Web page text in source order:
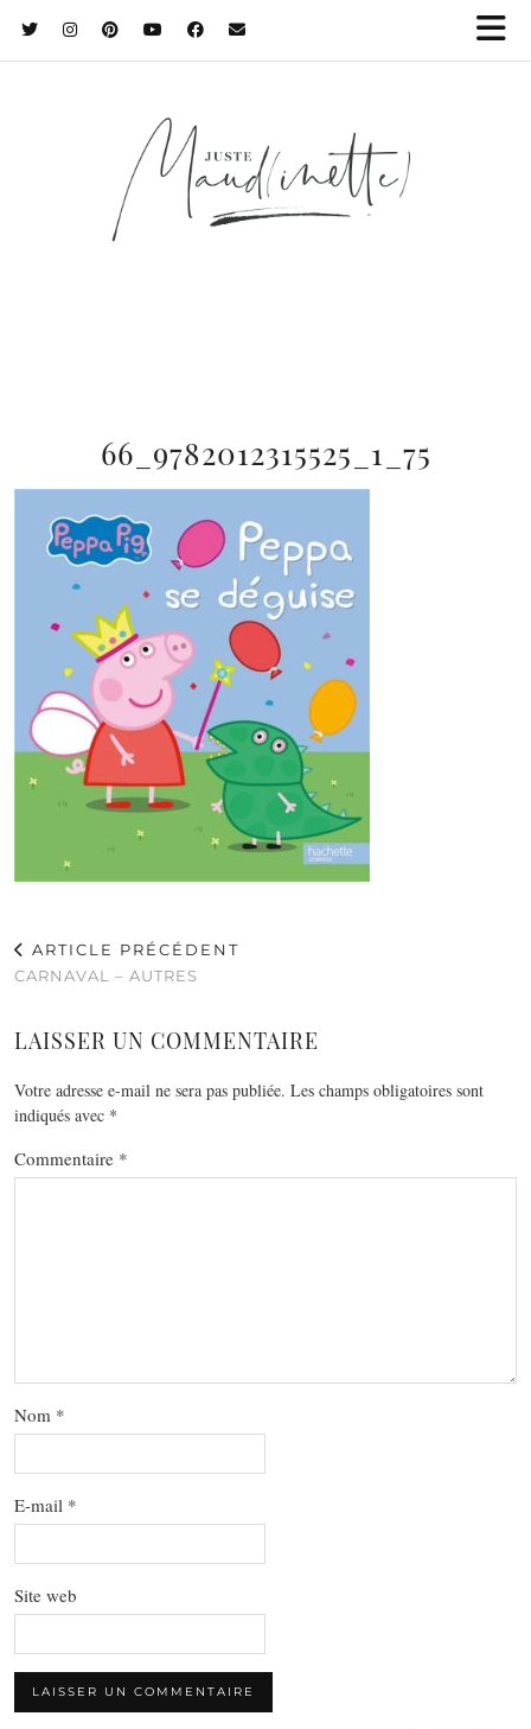
66_9782012315525_1_75
ARTICLE PRÉCÉDENT
CARNAVAL – AUTRES
LAISSER UN COMMENTAIRE
Votre adresse e-mail ne sera pas publiée. Les champs obligatoires sont
indiqués avec *
Commentaire *
Nom *
E-mail *
Site web